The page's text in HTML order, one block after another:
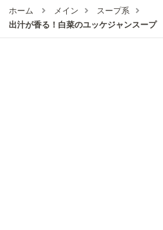
ホーム メイン
スープ系
出汁が香る！白菜のユッケジャンスープ